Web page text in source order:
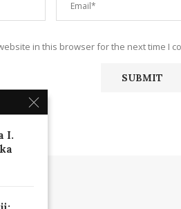
in this browser for the next time I
I.